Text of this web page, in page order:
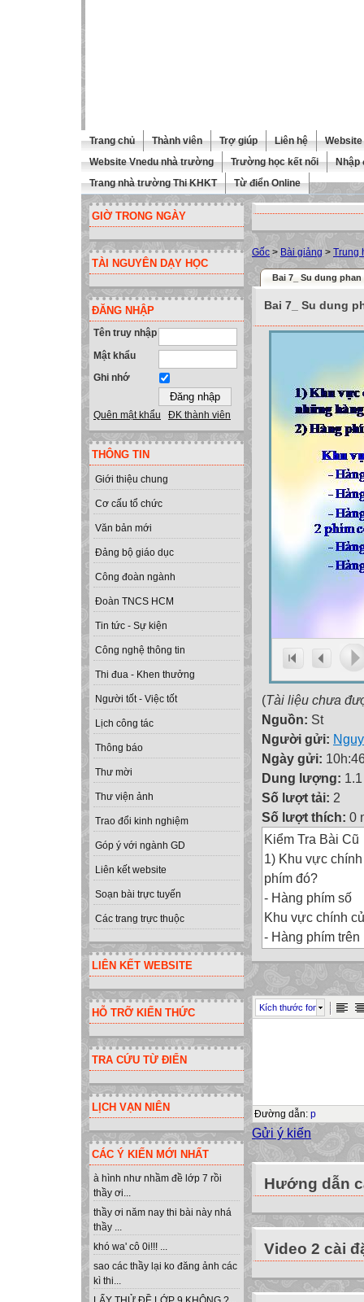
Trang chủ Thành viên Trợ giúp Liên hệ
Website Vnedu nhà trường
Trường học kết nối
Nhập
Trang nhà trường Thi KHKT
Từ điển Online
GIỜ TRONG NGÀY
TÀI NGUYÊN DẠY HỌC
ĐĂNG NHẬP
Tên truy nhập
Mật khẩu
Ghi nhớ
Quên mật khẩu ĐK thành viên
THÔNG TIN
Giới thiệu chung
Cơ cấu tổ chức
Văn bản mới
Đảng bộ giáo dục
Công đoàn ngành
Đoàn TNCS HCM
Tin tức - Sự kiện
Công nghệ thông tin
Thi đua - Khen thưởng
Người tốt - Việc tốt
Lịch công tác
Thông báo
Thư mời
Thư viện ảnh
Trao đổi kinh nghiệm
Góp ý với ngành GD
Liên kết website
Soạn bài trực tuyến
Các trang trực thuộc
LIÊN KẾT WEBSITE
HỖ TRỠ KIẾN THỨC
TRA CỨU TỪ ĐIỂN
LỊCH VẠN NIÊN
CÁC Ý KIẾN MỚI NHẤT
à hình như nhầm đề lớp 7 rồi
thầy ơi...
thầy ơi năm nay thi bài này nhá
thầy ...
khó wa' cô 0i!!! ...
sao các thầy lại ko đăng ảnh các
kì thi...
Gốc > Bài giảng > Trung
Bai 7_ Su dung
Bai 7_ Su dung
(Tài liệu chưa
Nguồn: St
Người gửi:
Ngày gửi:
Dung lượng:
Số lượt tải: 2
Số lượt thích: 0
Kiểm Tra Bài Cũ
1) Khu vực
phím đó?
- Hàng phím số
Khu vực chính
- Hàng phím trên
- Hàng phím
- Hàng phím
Đây là hàng
- Tốc độ gõ
- Gõ chính xác
Ngoài ra, gõ
SỬ DỤNG
Bài 7:
ĐỂ LUYỆN GÕ
1. Giới thiệu
Bảng chọn
Kích thước font
Đường dẫn: p
Gửi ý kiến
Hướng dẫn
Video 2 cài